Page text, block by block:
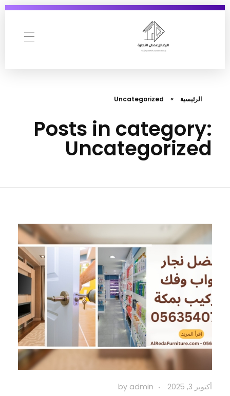
الرئيسية »
Uncategorized
Posts in category:
Uncategorized
أكتوبر 3, 2025 by admin